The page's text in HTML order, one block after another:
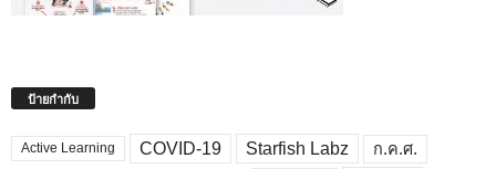
ป้ายกำกับ
Active Learning COVID-19 Starfish Labz ก.ค.ศ.